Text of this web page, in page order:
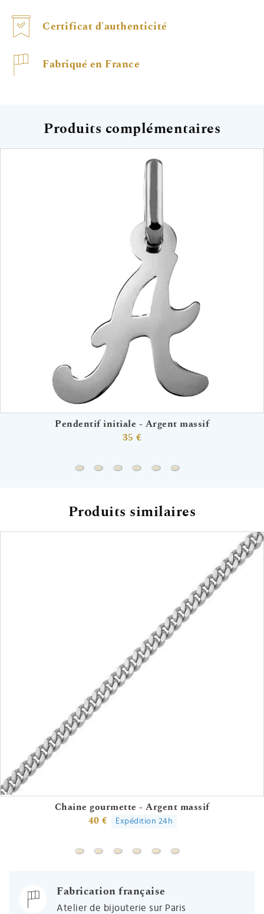
Certificat d'authenticité
Fabriqué en France
Produits complémentaires
Pendentif initiale - Argent massif
35 €
Produits similaires
Chaine gourmette - Argent massif
40 €
Expédition 24h
Fabrication française
Atelier de bijouterie sur Paris